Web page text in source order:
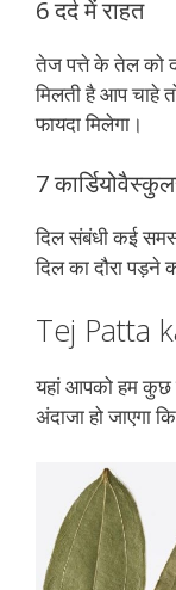
6 दर्द में राहत
तेज पत्ते के तेल को
मिलती है आप चाहे
फायदा मिलेगा।
7
दिल संबंधी कई
दिल का दौरा पड़ने
Tej Patta
यहां आपको हम कुछ
अंदाजा हो जाएगा